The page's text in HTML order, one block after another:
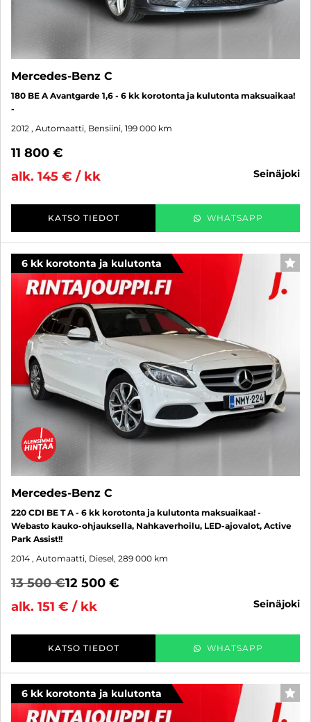
Mercedes-Benz C
180 BE A Avantgarde 1,6 - 6 kk korotonta ja kulutonta maksuaikaa!
-
2012 , Automaatti, Bensiini, 199 000 km
11 800 €
alk. 145 € / kk
seinäjoki
KATSO TIEDOT WHATSAPP
6 kk korotonta ja kulutonta
Mercedes-Benz C
220 CDI BE T A - 6 kk korotonta ja kulutonta maksuaikaa! -
Webasto kauko-ohjauksella, Nahkaverhoilu, LED-ajovalot, Active
Park Assist!!
2014 , Automaatti, Diesel, 289 000 km
13 500 €12 500 €
alk. 151 € / kk
seinäjoki
KATSO TIEDOT WHATSAPP
6 kk korotonta ja kulutonta